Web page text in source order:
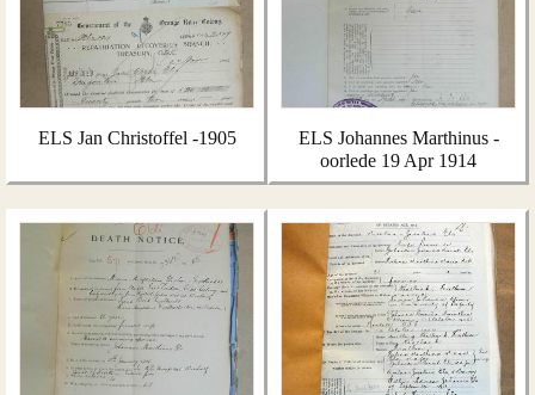
ELS Jan Christoffel -1905
ELS Johannes Marthinus -
oorlede 19 Apr 1914